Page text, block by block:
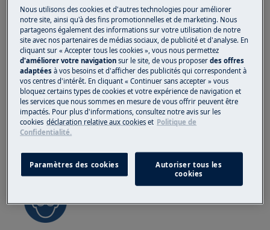
des appareils. Pour les appareils lourds, il est
plus sûr que deux personnes les déplacent.
Utilisez toujours des gants de sécurité et des
chaussures de sécurité. Portez des gants de
sécurité en tout temps pour vous protéger des
coupures dues aux bords tranchants.
ATTENTION !RISQUE DE BLESSURE OCULAIRE
Nous utilisons des cookies et d'autres technologies pour améliorer
notre site, ainsi qu'à des fins promotionnelles et de marketing. Nous
partageons également des informations sur votre utilisation de notre
site avec nos partenaires de médias sociaux, de publicité et d'analyse. En
cliquant sur « Accepter tous les cookies », vous nous permettez
d'améliorer votre navigation sur le site, de vous proposerdes offres
adaptées à vos besoins et d'afficher des publicités qui correspondent à
vos centres d'intérêt. En cliquant « Continuer sans accepter » vous
bloquez certains types de cookies et votre expérience de navigation et
les services que nous sommes en mesure de vous offrir peuvent être
impactés. Pour plus d'informations, consultez notre avis sur les
cookies déclaration relative aux cookies et Politique de
Confidentialité.
Paramètres des cookies
Autoriser tous les
cookies